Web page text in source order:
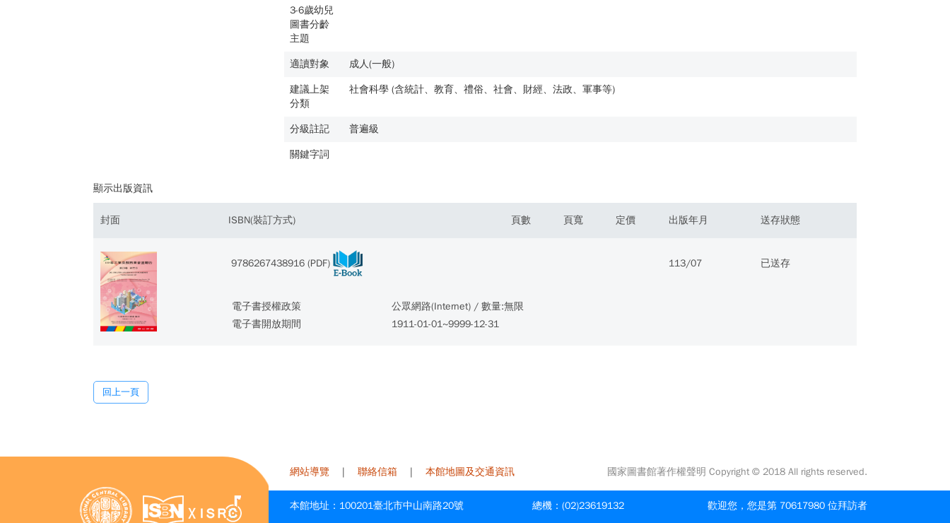
3-6歲幼兒
圖書分齡
主題
適讀對象 成人(一般)
建議上架
分類
社會科學 (含統計、教育、禮俗、社會、財經、法政、軍事等)
分級註記 普遍級
關鍵字詞
顯示出版資訊
封面 ISBN(裝訂方式) 頁數 頁寬 定價 出版年月 送存狀態
9786267438916 (PDF) 113/07 已送存
電子書授權政策
公眾網路(Internet) / 數量:無限
電子書開放期間
1911-01-01~9999-12-31
回上一頁
網站導覽 | 聯絡信箱| 本館地圖及交通資訊 國家圖書館著作權聲明 Copyright © 2018 All rights reserved.
本館地址：100201臺北市中山南路20號 總機：(02)23619132 歡迎您，您是第 70617980 位拜訪者